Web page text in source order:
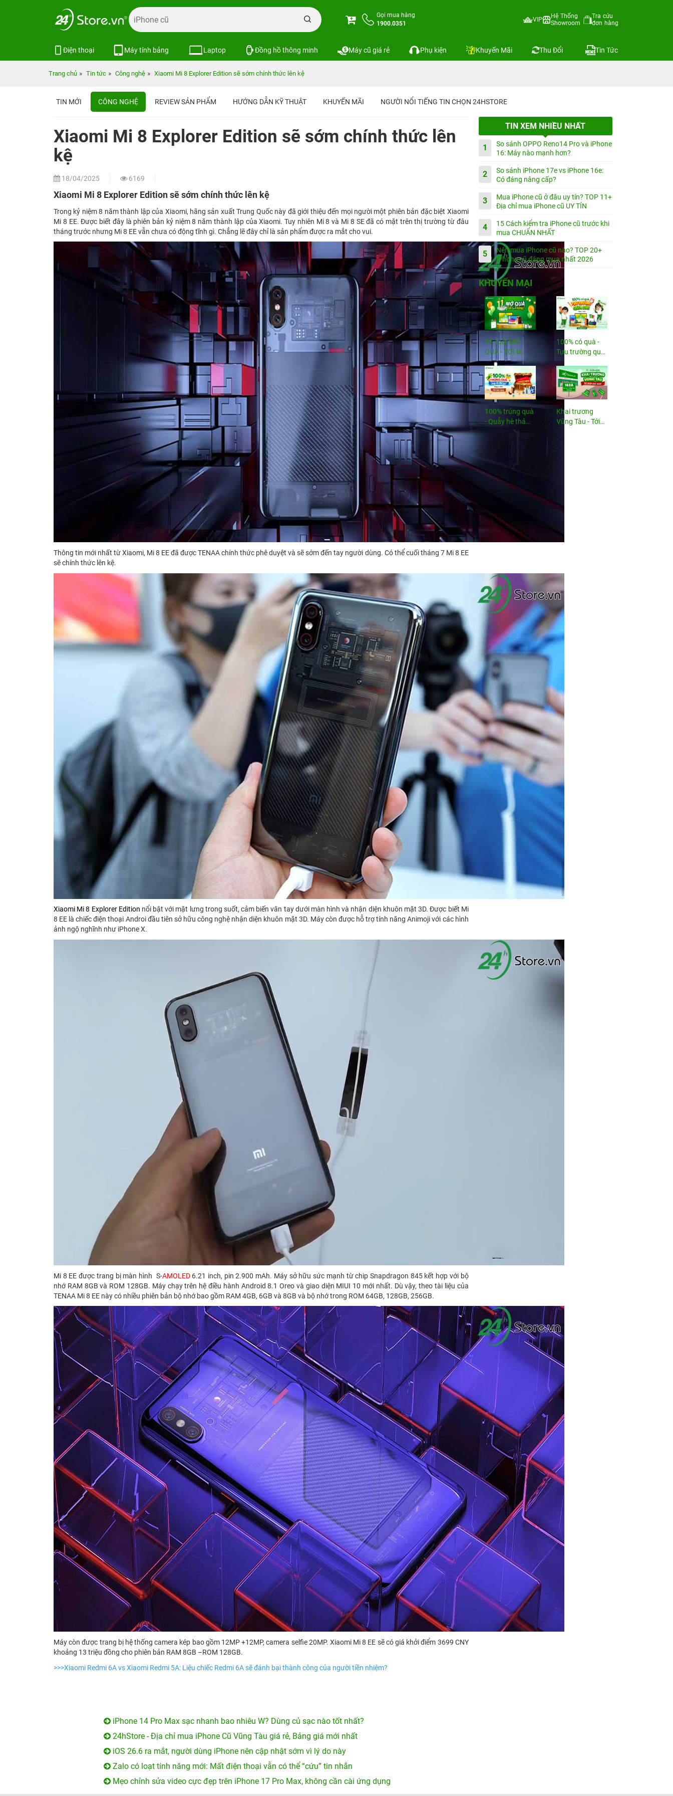
Gọi mua hàng
1900.0351
VIP
Hệ Thống
Showroom
Tra cứu
đơn hàng
Điện thoại Máy tính bảng Laptop Đồng hồ thông minh Máy cũ giá rẻ Phụ kiện Khuyến Mãi Thu Đổi Tin Tức
Trang chủ Tin tức Công nghệ Xiaomi Mi 8 Explorer Edition sẽ sớm chính thức lên kệ
TIN MỚI CÔNG NGHỆ REVIEW SẢN PHẨM HƯỚNG DẪN KỸ THUẬT KHUYẾN MÃI NGƯỜI NỔI TIẾNG TIN CHỌN 24HSTORE
Xiaomi Mi 8 Explorer Edition sẽ sớm chính thức lên
kệ
18/04/2025 6169
Xiaomi Mi 8 Explorer Edition sẽ sớm chính thức lên kệ
Trong kỷ niệm 8 năm thành lập của Xiaomi, hãng sản xuất Trung Quốc này đã giới thiệu đến mọi người một phiên bản đặc biệt Xiaomi
Mi 8 EE. Được biết đây là phiên bản kỷ niệm 8 năm thành lập của Xiaomi. Tuy nhiên Mi 8 và Mi 8 SE đã có mặt trên thị trường từ đâu
tháng trước nhưng Mi 8 EE vẫn chưa có động tĩnh gì. Chẳng lẽ đây chỉ là sản phẩm được ra mắt cho vui.
Thông tin mới nhất từ Xiaomi, Mi 8 EE đã được TENAA chính thức phê duyệt và sẽ sớm đến tay người dùng. Có thể cuối tháng 7 Mi 8 EE
sẽ chính thức lên kệ.
Xiaomi Mi 8 Explorer Edition nổi bật với mặt lưng trong suốt, cảm biến vân tay dưới màn hình và nhận diện khuôn mặt 3D. Được biết Mi
8 EE là chiếc điện thoại Androi đầu tiên sở hữu công nghệ nhận diện khuôn mặt 3D. Máy còn được hỗ trợ tính năng Animoji với các hình
ảnh ngộ nghĩnh như iPhone X.
Mi 8 EE được trang bị màn hình S-AMOLED6.21 inch, pin 2.900 mAh. Máy sở hữu sức mạnh từ chip Snapdragon 845 kết hợp với bộ
nhớ RAM 8GB và ROM 128GB. Máy chạy trên hệ điều hành Android 8.1 Oreo và giao diện MIUI 10 mới nhất. Dù vậy, theo tài liệu của
TENAA Mi 8 EE này có nhiều phiên bản bộ nhớ bao gồm RAM 4GB, 6GB và 8GB và bộ nhớ trong ROM 64GB, 128GB, 256GB.
Máy còn được trang bị hệ thống camera kép bao gồm 12MP +12MP, camera selfie 20MP. Xiaomi Mi 8 EE sẽ có giá khởi điểm 3699 CNY
khoảng 13 triệu đồng cho phiên bản RAM 8GB –ROM 128GB.
>>>Xiaomi Redmi 6A vs Xiaomi Redmi 5A: Liệu chiếc Redmi 6A sẽ đánh bại thành công của người tiền nhiệm?
iPhone 14 Pro Max sạc nhanh bao nhiêu W? Dùng củ sạc nào tốt nhất?
24hStore - Địa chỉ mua iPhone Cũ Vũng Tàu giá rẻ, Bảng giá mới nhất
iOS 26.6 ra mắt, người dùng iPhone nên cập nhật sớm vì lý do này
Zalo có loạt tính năng mới: Mất điện thoại vẫn có thể “cứu” tin nhắn
Mẹo chỉnh sửa video cực đẹp trên iPhone 17 Pro Max, không cần cài ứng dụng
TIN XEM NHIỀU NHẤT
1
So sánh OPPO Reno14 Pro và iPhone
16: Máy nào mạnh hơn?
2
So sánh iPhone 17e vs iPhone 16e:
Có đáng nâng cấp?
3
Mua iPhone cũ ở đâu uy tín? TOP 11+
Địa chỉ mua iPhone cũ UY TÍN
4
15 Cách kiểm tra iPhone cũ trước khi
mua CHUẨN NHẤT
5
Nên mua iPhone cũ nào? TOP 20+
iPhone cũ đáng mua nhất 2026
KHUYẾN MẠI
11 Tuổi MỞ
QUÀ - TỚI là
TRÚNG
100% có quà -
Tựu trường quá
đã!
100% trúng quà
- Quẫy hè thả
Khai trương
Vũng Tàu - Tới